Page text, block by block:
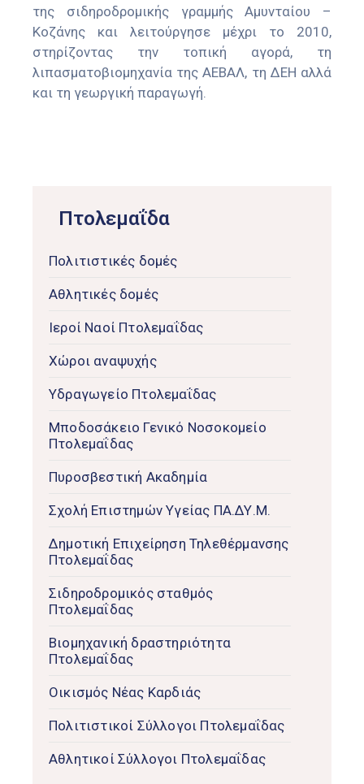
Πτολεμαΐδα
Πολιτιστικές δομές
Αθλητικές δομές
Ιεροί Ναοί Πτολεμαΐδας
Χώροι αναψυχής
Υδραγωγείο Πτολεμαΐδας
Μποδοσάκειο Γενικό Νοσοκομείο
Πτολεμαΐδας
Πυροσβεστική Ακαδημία
Σχολή Επιστημών Υγείας ΠΑ.ΔΥ.Μ.
Δημοτική Επιχείρηση Τηλεθέρμανσης
Πτολεμαΐδας
Σιδηροδρομικός σταθμός
Πτολεμαΐδας
Βιομηχανική δραστηριότητα
Πτολεμαΐδας
Οικισμός Νέας Καρδιάς
Πολιτιστικοί Σύλλογοι Πτολεμαΐδας
Αθλητικοί Σύλλογοι Πτολεμαΐδας
της σιδηροδρομικής γραμμής Αμυνταίου –
Κοζάνης και λειτούργησε μέχρι το 2010,
στηρίζοντας την τοπική αγορά, τη
λιπασματοβιομηχανία της ΑΕΒΑΛ, τη ΔΕΗ αλλά
και τη γεωργική παραγωγή.